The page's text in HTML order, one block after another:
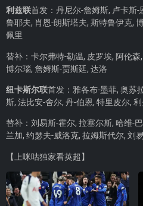
利兹联首发：丹尼尔-詹姆斯, 卢卡斯-
鲁耶夫, 肖恩-朗斯塔夫, 斯特鲁伊克,
佩里
替补：卡尔弗特-勒温, 皮罗埃, 阿伦
博尔瑙, 詹姆斯-贾斯廷, 达洛
纽卡斯尔联首发：雅各布-墨菲, 奥苏
斯, 法比安-舍尔, 丹-伯恩, 特里皮尔,
替补：刘易斯-霍尔, 拉塞尔斯, 哈维-
兰加, 约瑟夫-威洛克, 拉姆斯代尔, 刘
【上咪咕独家看英超】